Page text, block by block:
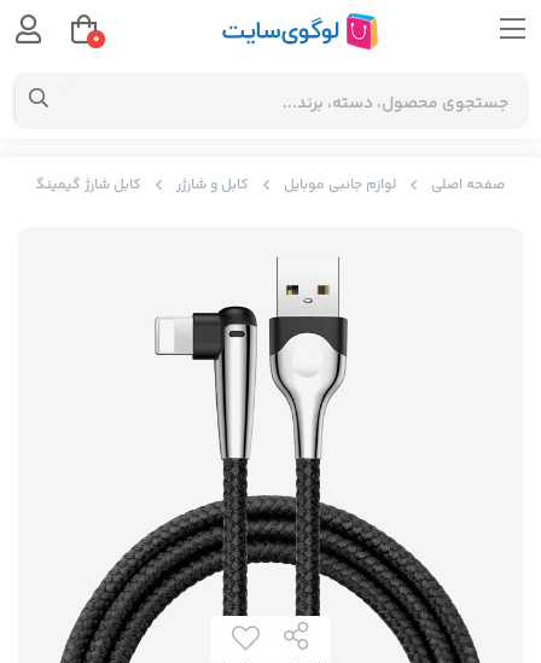
صفحه اصلی لوازم جانبی موبایل کابل و شارژر کابل شارژ گیمینگ USB به iP بیسوس Baseus sharp-bird mobile game cable CALMVP-D01 به توان 2.4 آمپر و طول 1 متر
0